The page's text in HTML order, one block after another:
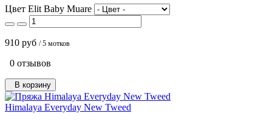
Цвет Elit Baby Muare
910 руб / 5 мотков
0 отзывов
В корзину
Himalaya Everyday New Tweed